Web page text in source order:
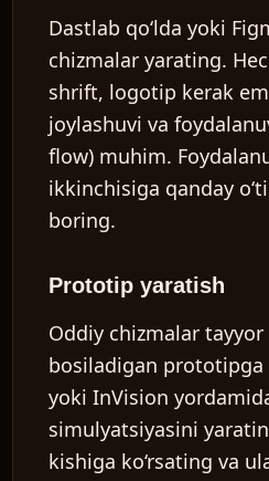
Dastlab qo‘lda yoki
chizmalar yarating.
shrift, logotip kerak
joylashuvi va
flow) muhim.
ikkinchisiga qanday
boring.
Prototip yaratish
Oddiy chizmalar tayyor
bosiladigan
yoki InVision
simulyatsiyasini
kishiga ko‘rsating va